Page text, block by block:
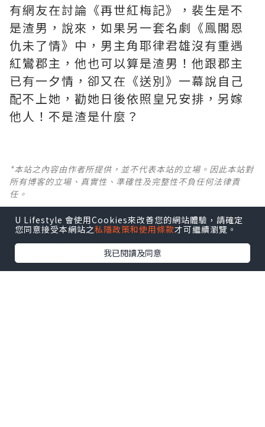
有網友在討論《再世紅梅記》，裴生是不
是渣男，說來，如果另一套名劇《鳯閣恩
仇未了情》中，男主角耶律君雄沒有重遇
紅鸞郡主，他也可以算是渣男！他跟郡主
已有一夕情，卻又在《送別》一幕說自己
配不上她，勸她日後依照皇兄安排，另嫁
他人！不是渣是什麼？ ​​​
*本站之內容由作者所提供，並不代表本站的立場。因此本站對
所有博客的立場、真實性、準確性及完整性不負任何法律責
任。
【 U Creator 招募 】
出Post賺現金獎賞 l登記《社群創作有價企劃》
【 睇Post + 參加品牌活動 】
瀏覽更多社群打卡丶旅遊丶美食丶親子丶寵物丶扮靚
U Lifestyle 會使用Cookies來改善您的網站體驗，請確定
您同意接受本網站之私隱政策和使用條款才可繼續瀏覽。
我已閱讀及同意